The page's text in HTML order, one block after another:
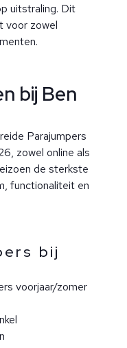
uitstraling. Dit
voor zowel
bij Ben
Parajumpers
zowel online als
de sterkste
functionaliteit en
bij
voorjaar/zomer